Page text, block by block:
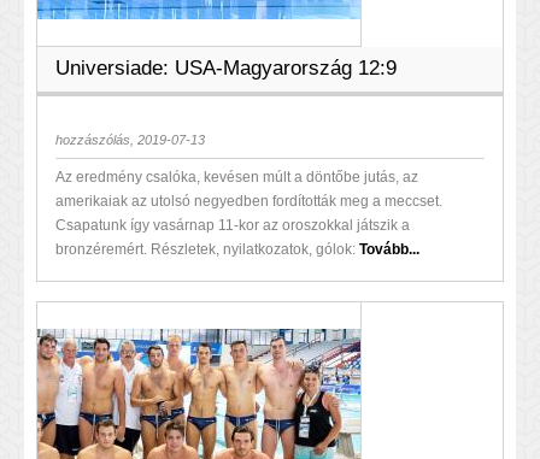
Universiade: USA-Magyarország 12:9
hozzászólás, 2019-07-13
Az eredmény csalóka, kevésen múlt a döntőbe jutás, az
amerikaiak az utolsó negyedben fordították meg a meccset.
Csapatunk így vasárnap 11-kor az oroszokkal játszik a
bronzéremért. Részletek, nyilatkozatok, gólok: Tovább...